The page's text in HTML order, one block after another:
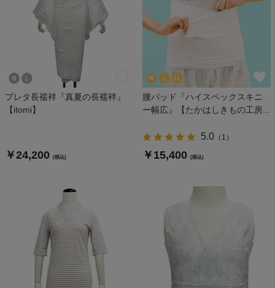
プレタ長襦袢『真夏の長襦袢』
【itomi】
￥24,200 (税込)
腰パッド『ハイスペックスキニ
ー幅広』【たかはしきもの工房...
5.0（ 1 ）
￥15,400 (税込)